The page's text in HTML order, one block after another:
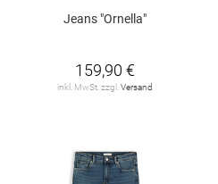
Jeans "Ornella"
159,90 €
inkl. MwSt. zzgl.Versand